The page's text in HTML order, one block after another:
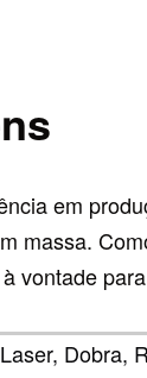
em
massa.
vontade
Dobra,